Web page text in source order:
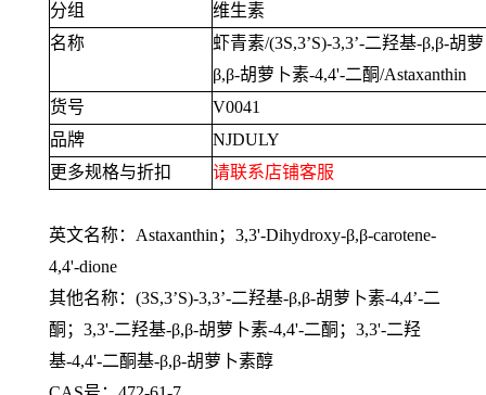
分组
维生素
名称
虾青素/(3S,3’S)-3,3’-二羟基-β,β-胡
β,β-胡萝卜素-4,4'-二酮/Astaxanthin
货号
V0041
品牌
NJDULY
更多规格与折扣
请联系店铺客服
英文名称： Astaxanthin ； 3,3'-Dihydroxy-β,β-carotene-
4,4'-dione
其他名称： (3S,3’S)-3,3’-二羟基-β,β-胡萝卜素-4,4’-二
酮； 3,3'-二羟基-β,β-胡萝卜素-4,4'-二酮； 3,3'-二羟
基-4,4'-二酮基-β,β-胡萝卜素醇